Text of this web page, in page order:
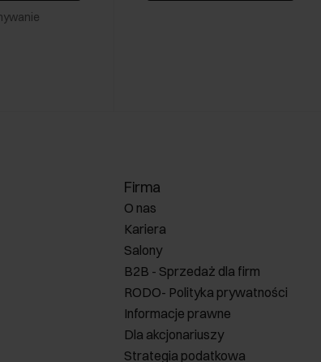
Firma
O nas
Kariera
Salony
B2B - Sprzedaż dla firm
RODO- Polityka prywatności
Informacje prawne
Dla akcjonariuszy
Strategia podatkowa